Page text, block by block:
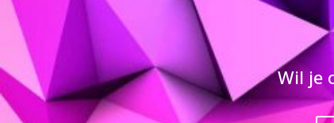
Wil je